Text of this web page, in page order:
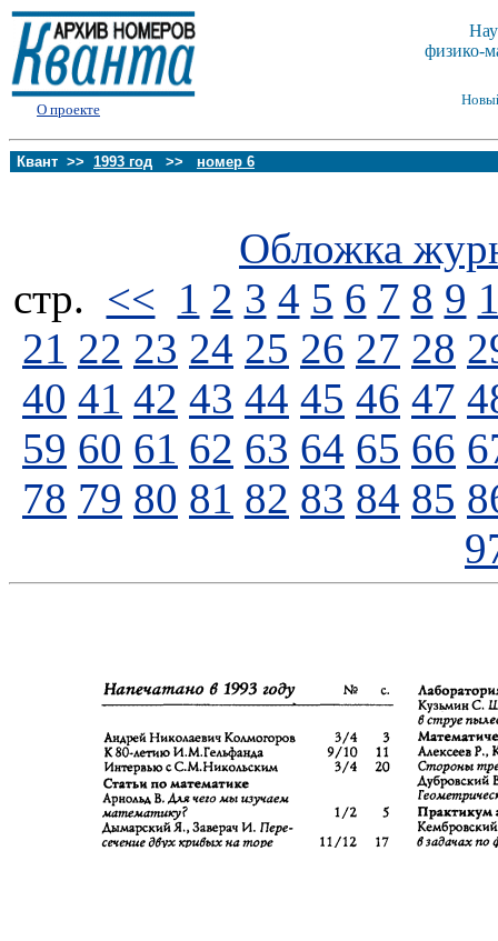
О проекте
физико-
Квант >> 1993 год >> номер 6
Обложка
стp. << 1 2 3 4 5 6 7 8 9
21 22 23 24 25 26 27 28
40 41 42 43 44 45 46 47
59 60 61 62 63 64 65 66
78 79 80 81 82 83 84 85